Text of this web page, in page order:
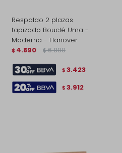
Respaldo 2 plazas
tapizado Bouclé Uma -
Moderna - Hanover
$ 4.890 $ 6.890
$ 3.423
$ 3.912